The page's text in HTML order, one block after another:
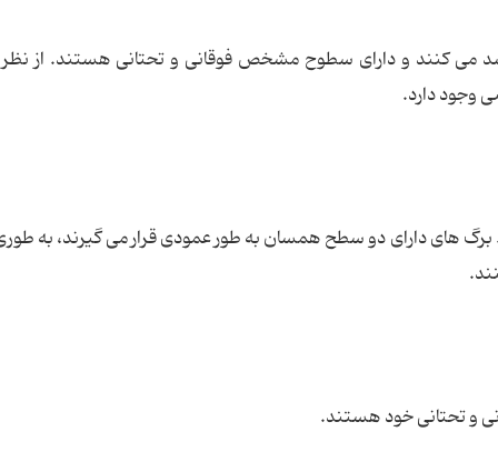
کنند و دارای سطوح مشخص فوقانی و تحتانی هستند. از نظر
وجود دارد.
های دارای دو سطح همسان به طور عمودی قرار می گیرند، به
و تحتانی خود هستند.